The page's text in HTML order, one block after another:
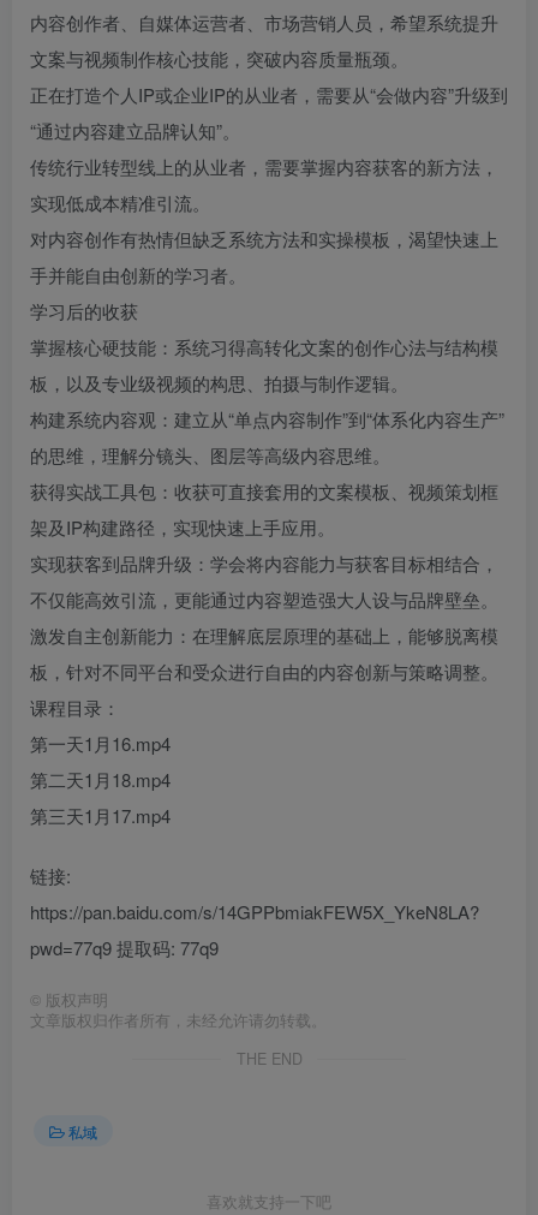
内容创作者、自媒体运营者、市场营销人员，希望系统提升
文案与视频制作核心技能，突破内容质量瓶颈。
正在打造个人IP或企业IP的从业者，需要从“会做内容”升级到
“通过内容建立品牌认知”。
传统行业转型线上的从业者，需要掌握内容获客的新方法，
实现低成本精准引流。
对内容创作有热情但缺乏系统方法和实操模板，渴望快速上
手并能自由创新的学习者。
学习后的收获
掌握核心硬技能：系统习得高转化文案的创作心法与结构模
板，以及专业级视频的构思、拍摄与制作逻辑。
构建系统内容观：建立从“单点内容制作”到“体系化内容生产”
的思维，理解分镜头、图层等高级内容思维。
获得实战工具包：收获可直接套用的文案模板、视频策划框
架及IP构建路径，实现快速上手应用。
实现获客到品牌升级：学会将内容能力与获客目标相结合，
不仅能高效引流，更能通过内容塑造强大人设与品牌壁垒。
激发自主创新能力：在理解底层原理的基础上，能够脱离模
板，针对不同平台和受众进行自由的内容创新与策略调整。
课程目录：
第一天1月16.mp4
第二天1月18.mp4
第三天1月17.mp4
链接:
https://pan.baidu.com/s/14GPPbmiakFEW5X_YkeN8LA?
pwd=77q9 提取码: 77q9
© 版权声明
文章版权归作者所有，未经允许请勿转载。
THE END
私域
喜欢就支持一下吧